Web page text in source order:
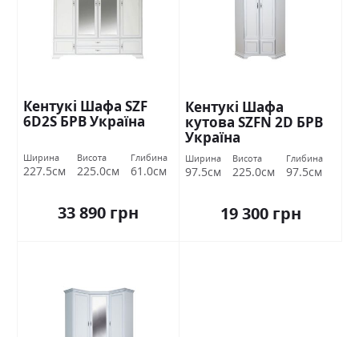
Кентукі Шафа SZF
6D2S БРВ Україна
Ширина
227.5см
Висота
225.0см
Глибина
61.0см
33 890 грн
Кентукі Шафа
кутова SZFN 2D БРВ
Україна
Ширина
97.5см
Висота
225.0см
Глибина
97.5см
19 300 грн